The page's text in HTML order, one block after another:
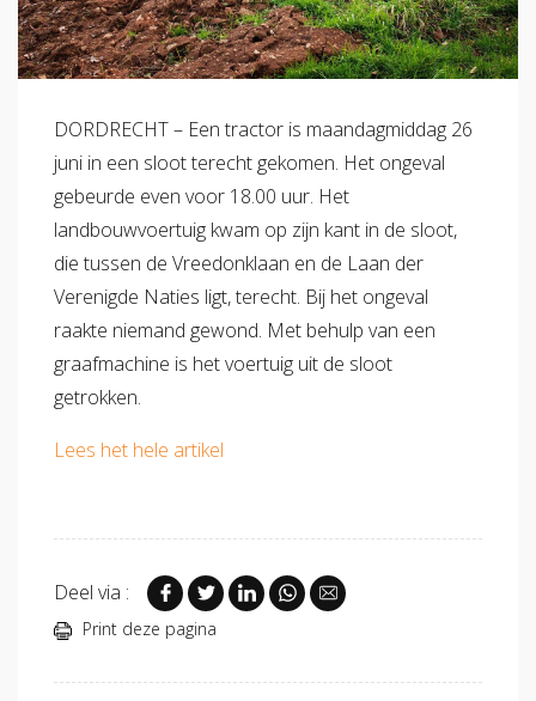
DORDRECHT – Een tractor is maandagmiddag 26
juni in een sloot terecht gekomen. Het ongeval
gebeurde even voor 18.00 uur. Het
landbouwvoertuig kwam op zijn kant in de sloot,
die tussen de Vreedonklaan en de Laan der
Verenigde Naties ligt, terecht. Bij het ongeval
raakte niemand gewond. Met behulp van een
graafmachine is het voertuig uit de sloot
getrokken.
Lees het hele artikel
Deel via :
Print deze pagina